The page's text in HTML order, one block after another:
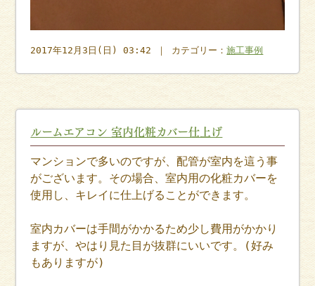
2017年12月3日(日) 03:42 ｜ カテゴリー：施工事例
ルームエアコン 室内化粧カバー仕上げ
マンションで多いのですが、配管が室内を這う事
がございます。その場合、室内用の化粧カバーを
使用し、キレイに仕上げることができます。
室内カバーは手間がかかるため少し費用がかかり
ますが、やはり見た目が抜群にいいです。(好み
もありますが)